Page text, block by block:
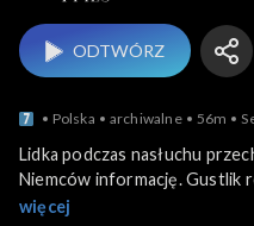
ODTWÓRZ
Polska archiwalne 56m
Lidka podczas nasłuchu
Niemców informację. Gustlik
nawet przyjaciele z załogi nie
więcej